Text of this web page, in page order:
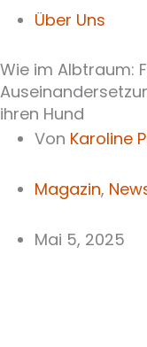
Über Uns
Wie im Albtraum:
ihren Hund
Von Karoline
Magazin,
Mai 5, 2025